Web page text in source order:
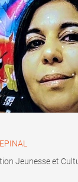
EPINAL
Jeunesse et